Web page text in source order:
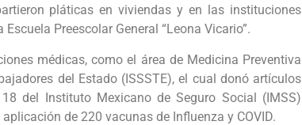
pláticas en viviendas y en las instituciones
Preescolar General “Leona Vicario”.
médicas, como el área de Medicina Preventiva
del Estado (ISSSTE), el cual donó artículos
del Instituto Mexicano de Seguro Social (IMSS)
de 220 vacunas de Influenza y COVID.